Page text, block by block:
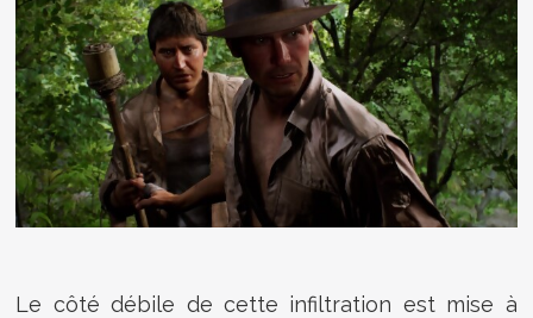
Le côté débile de cette infiltration est mise à